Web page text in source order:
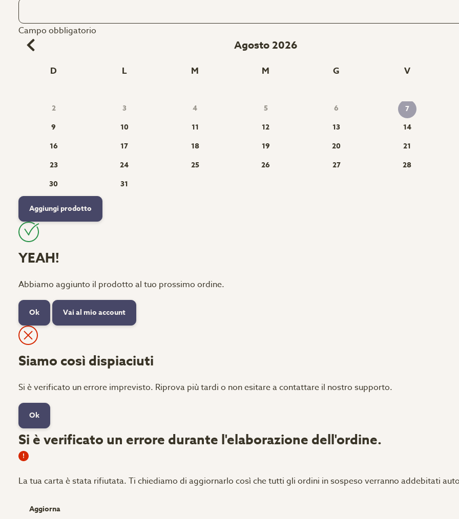
Campo obbligatorio
Agosto 2026
D L M M G V
2 3 4 5 6
7
9
10 11 12 13
14
16
17 18 19 20
21
23
24 25 26 27
28
30
31
Aggiungi prodotto
YEAH!
Abbiamo aggiunto il prodotto al tuo prossimo ordine.
Ok Vai al mio account
Siamo così dispiaciuti
Si è verificato un errore imprevisto. Riprova più tardi o non esitare a contattare il nostro supporto.
Ok
Si è verificato un errore durante l'elaborazione dell'ordine.
La tua carta è stata rifiutata. Ti chiediamo di aggiornarlo così che tutti gli ordini in sospeso verranno addebitati
Aggiorna